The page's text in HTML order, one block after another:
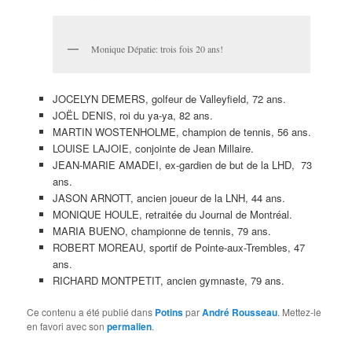
Monique Dépatie: trois fois 20 ans!
JOCELYN DEMERS, golfeur de Valleyfield, 72 ans.
JOËL DENIS, roi du ya-ya, 82 ans.
MARTIN WOSTENHOLME, champion de tennis, 56 ans.
LOUISE LAJOIE, conjointe de Jean Millaire.
JEAN-MARIE AMADEI, ex-gardien de but de la LHD, 73
ans.
JASON ARNOTT, ancien joueur de la LNH, 44 ans.
MONIQUE HOULE, retraitée du Journal de Montréal.
MARIA BUENO, championne de tennis, 79 ans.
ROBERT MOREAU, sportif de Pointe-aux-Trembles, 47
ans.
RICHARD MONTPETIT, ancien gymnaste, 79 ans.
Ce contenu a été publié dans PotinsparAndré Rousseau. Mettez-le
en favori avec sonpermalien.